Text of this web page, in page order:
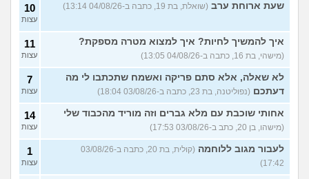
שעת ארוחת ערב (שואלת, בת 19, כתבה ב-04/08/26 13:14) 10
עצות
איך להמשיך לחיות? איך למצוא מטרה מספקת?
(מישהי, בת 16, כתבה ב-04/08/26 13:05)
11
עצות
לא שאלה, אלא סתם פריקה ואשמח שתכתבו לי מה
דעתכם (נפוליטנה, בת 23, כתבה ב-03/08/26 18:04)
7
עצות
אחותי שוכבת עם מלא גברים וזה מוריד מהכבוד שלי
(מישהו, בן 20, כתב ב-03/08/26 17:53)
14
עצות
לעבור מגוב ללוחמה
(קולית, בת 20, כתבה ב-03/08/26
17:42)
1
עצות